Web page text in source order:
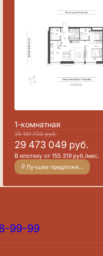
1-комнатная
35 191 700руб.
29 473 049 руб.
В ипотеку от 155 319 руб./мес.
Лучшее предложение
99-99